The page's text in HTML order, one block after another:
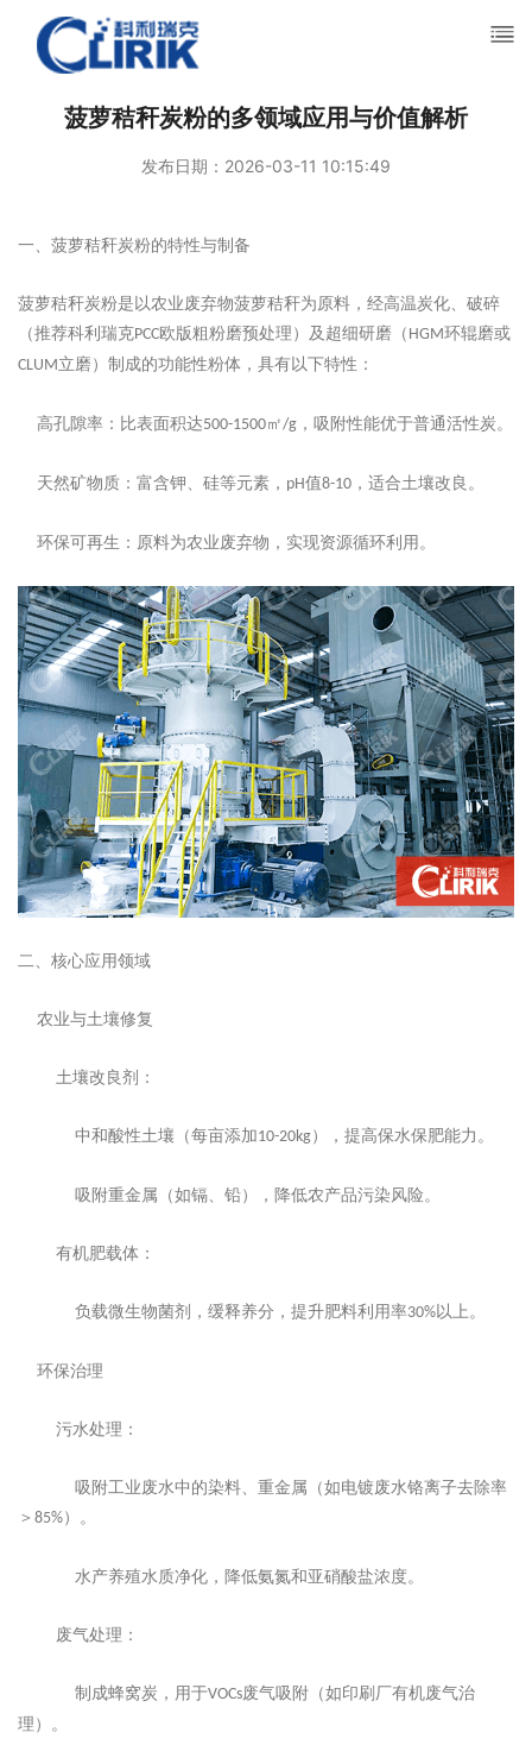
菠萝秸秆炭粉的多领域应用与价值解析
发布日期：2026-03-11 10:15:49
‌一、菠萝秸秆炭粉的特性与制备‌
菠萝秸秆炭粉是以农业废弃物菠萝秸秆为原料，经高温炭化、破碎
（推荐科利瑞克PCC欧版粗粉磨预处理）及超细研磨（ HGM环辊磨或
CLUM立磨）制成的功能性粉体，具有以下特性：
‌高孔隙率‌：比表面积达500-1500㎡/g ，吸附性能优于普通活性炭。
‌天然矿物质‌：富含钾、硅等元素， pH值8-10 ，适合土壤改良。
‌环保可再生‌：原料为农业废弃物，实现资源循环利用。
‌二、核心应用领域‌
‌农业与土壤修复‌
‌土壤改良剂‌：
中和酸性土壤（每亩添加10-20kg），提高保水保肥能力。
吸附重金属（如镉、铅），降低农产品污染风险。
‌有机肥载体‌：
负载微生物菌剂，缓释养分，提升肥料利用率30%以上。
‌环保治理‌
‌污水处理‌：
吸附工业废水中的染料、重金属（如电镀废水铬离子去除率
＞ 85%）。
水产养殖水质净化，降低氨氮和亚硝酸盐浓度。
‌废气处理‌：
制成蜂窝炭，用于VOCs废气吸附（如印刷厂有机废气治
理）。